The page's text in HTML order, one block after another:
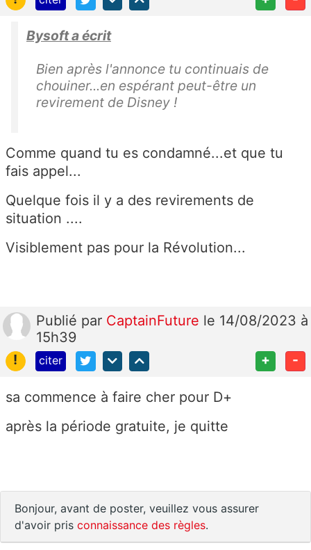
Bysoft a écrit
Bien après l'annonce tu continuais de
chouiner...en espérant peut-être un
revirement de Disney !
Comme quand tu es condamné...et que tu
fais appel...
Quelque fois il y a des revirements de
situation ....
Visiblement pas pour la Révolution...
Publié par CaptainFuture le 14/08/2023 à
15h39
!
citer + -
sa commence à faire cher pour D+
après la période gratuite, je quitte
Bonjour, avant de poster, veuillez vous assurer
d'avoir pris connaissance des règles.